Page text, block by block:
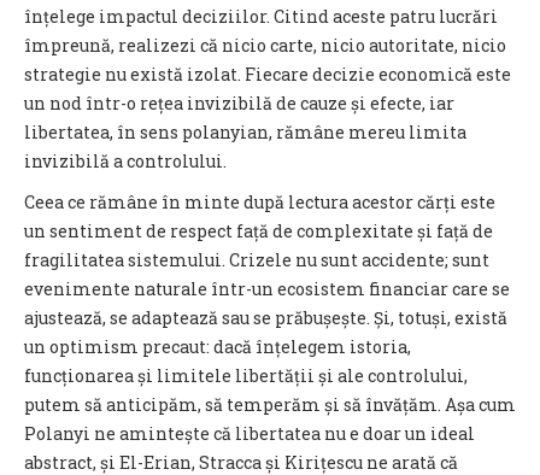
înțelege impactul deciziilor. Citind aceste patru lucrări
împreună, realizezi că nicio carte, nicio autoritate, nicio
strategie nu există izolat. Fiecare decizie economică este
un nod într-o rețea invizibilă de cauze și efecte, iar
libertatea, în sens polanyian, rămâne mereu limita
invizibilă a controlului.
Ceea ce rămâne în minte după lectura acestor cărți este
un sentiment de respect față de complexitate și față de
fragilitatea sistemului. Crizele nu sunt accidente; sunt
evenimente naturale într-un ecosistem financiar care se
ajustează, se adaptează sau se prăbușește. Și, totuși, există
un optimism precaut: dacă înțelegem istoria,
funcționarea și limitele libertății și ale controlului,
putem să anticipăm, să temperăm și să învățăm. Așa cum
Polanyi ne amintește că libertatea nu e doar un ideal
abstract, și El-Erian, Stracca și Kirițescu ne arată că